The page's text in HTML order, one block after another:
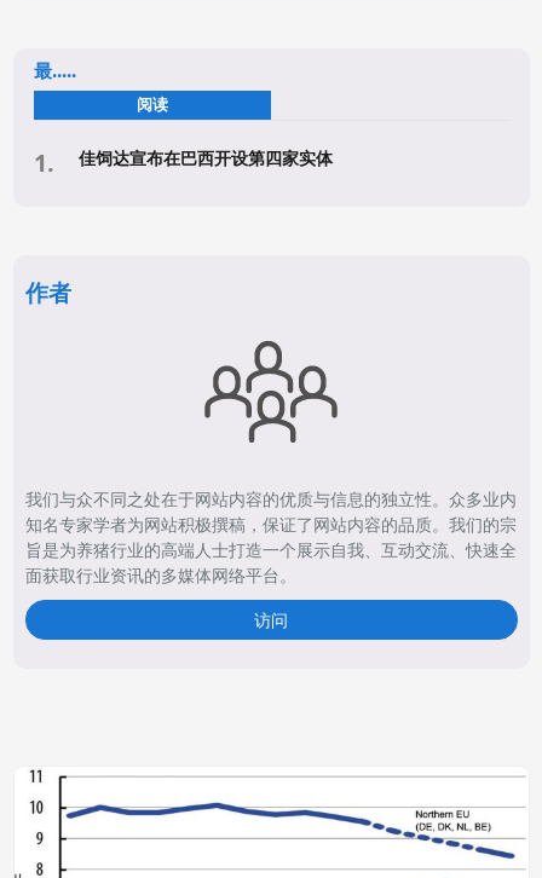
最.....
阅读
佳饲达宣布在巴西开设第四家实体
作者
我们与众不同之处在于网站内容的优质与信息的独立性。众多业内
知名专家学者为网站积极撰稿，保证了网站内容的品质。我们的宗
旨是为养猪行业的高端人士打造一个展示自我、互动交流、快速全
面获取行业资讯的多媒体网络平台。
访问